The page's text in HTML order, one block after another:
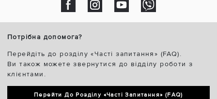
Потрібна допомога?
Перейдіть до розділу «Часті запитання» (FAQ).
Ви також можете звернутися до відділу роботи з
клієнтами.
Перейти До Розділу «Часті Запитання» (FAQ)